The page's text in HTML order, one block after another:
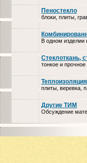
Пеностекло
блоки, плиты,
В одном изделии
Стеклоткань,
тонкое и
плиты, веревка,
Другие ТИМ
Обсуждение